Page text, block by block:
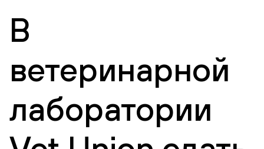
В
ветеринарной
лаборатории